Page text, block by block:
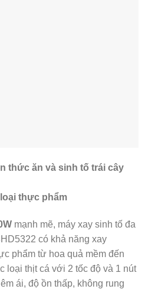
thức ăn và sinh tố trái cây
thực phẩm
mạnh mẽ, máy xay sinh tố đa
có khả năng xay
phẩm từ hoa quả mềm đến
loại thịt cá với 2 tốc độ và 1 nút
ái, độ ồn thấp, không rung